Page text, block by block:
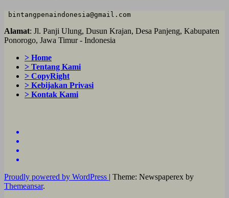
bintangpenaindonesia@gmail.com
Alamat: Jl. Panji Ulung, Dusun Krajan, Desa Panjeng, Kabupaten
Ponorogo, Jawa Timur - Indonesia
> Home
> Tentang Kami
> CopyRight
> Kebijakan Privasi
> Kontak Kami
Proudly powered by WordPress | Theme: Newspaperex by
Themeansar.